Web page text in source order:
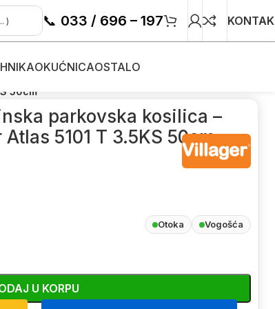
📞 033 / 696 – 197
OKUĆNICAOSTALO
50cm
parkovska kosilica –
5101 T 3.5KS 50cm
Otoka Vogošća
U KORPU